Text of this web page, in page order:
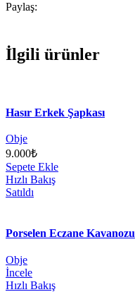
Paylaş:
İlgili ürünler
Hasır Erkek Şapkası
Obje
9.000₺
Sepete Ekle
Hızlı Bakış
Satıldı
Porselen Eczane Kavanozu
Obje
İncele
Hızlı Bakış